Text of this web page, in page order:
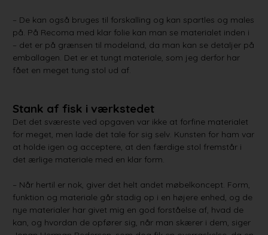
– De kan også bruges til forskalling og kan spartles og males
på. På Recoma med klar folie kan man se materialet inden i
– det er på grænsen til modeland, da man kan se detaljer på
emballagen. Det er et tungt materiale, som jeg derfor har
fået en meget tung stol ud af.
Stank af fisk i værkstedet
Det det sværeste ved opgaven var ikke at forfine materialet
for meget, men lade det tale for sig selv. Kunsten for ham var
at holde igen og acceptere, at den færdige stol fremstår i
det ærlige materiale med en klar form.
– Når hertil er nok, giver det helt andet møbelkoncept. Form,
funktion og materiale går stadig op i en højere enhed, og de
nye materialer har givet mig en god forståelse af, hvad de
kan, og hvordan de opfører sig, når man skærer i dem, siger